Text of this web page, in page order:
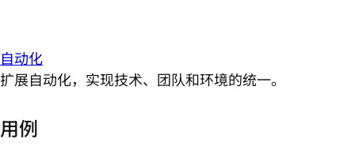
自动化
扩展自动化，实现技术、团队和环境的统一。
用例